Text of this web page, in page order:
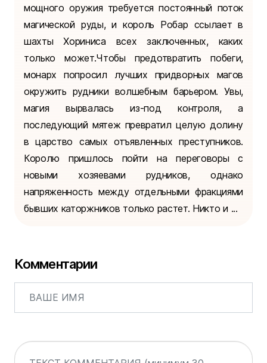
мощного оружия требуется постоянный поток
магической руды, и король Робар ссылает в
шахты Хориниса всех заключенных, каких
только может.Чтобы предотвратить побеги,
монарх попросил лучших придворных магов
окружить рудники волшебным барьером. Увы,
магия вырвалась из-под контроля, а
последующий мятеж превратил целую долину
в царство самых отъявленных преступников.
Королю пришлось пойти на переговоры с
новыми хозяевами рудников, однако
напряженность между отдельными фракциями
бывших каторжников только растет. Никто и ...
Комментарии